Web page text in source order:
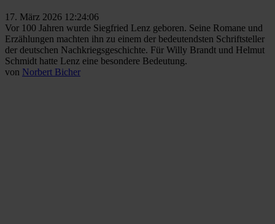
17. März 2026 12:24:06
Vor 100 Jahren wurde Siegfried Lenz geboren. Seine Romane und
Erzählungen machten ihn zu einem der bedeutendsten Schriftsteller
der deutschen Nachkriegsgeschichte. Für Willy Brandt und Helmut
Schmidt hatte Lenz eine besondere Bedeutung.
von Norbert Bicher